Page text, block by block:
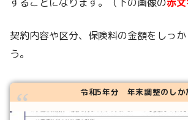
契約内容や区分、保険料の金額をしっ
う。
令和5年分 年末調整のしか